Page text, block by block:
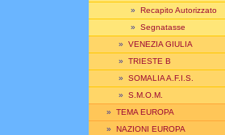
» Recapito Autorizzato
» Segnatasse
» VENEZIA GIULIA
» TRIESTE B
» SOMALIA A.F.I.S.
» S.M.O.M.
» TEMA EUROPA
» NAZIONI EUROPA